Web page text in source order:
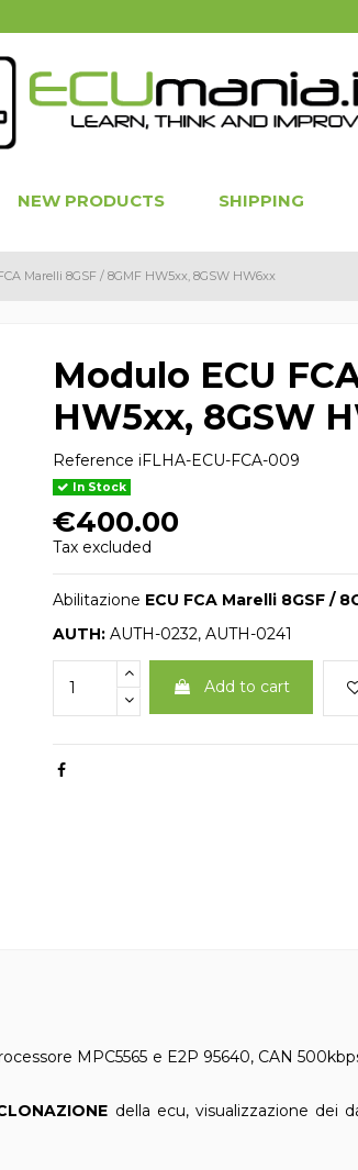
NEW PRODUCTS SHIPPING
Marelli 8GSF / 8GMF HW5xx, 8GSW HW6xx
Modulo ECU
HW5xx, 8GSW
Reference iFLHA-ECU-FCA-009
In Stock
€400.00
Tax excluded
Abilitazione ECU FCA Marelli 8GSF /
AUTH: AUTH-0232, AUTH-0241
Add to cart
MPC5565 e E2P 95640, CAN
della ecu, visualizzazione dei